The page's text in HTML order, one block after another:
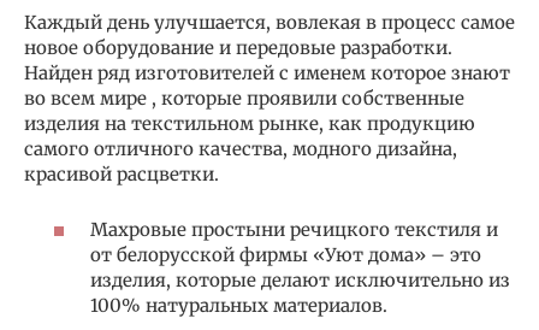
Каждый день улучшается, вовлекая в процесс самое
новое оборудование и передовые разработки.
Найден ряд изготовителей с именем которое знают
во всем мире , которые проявили собственные
изделия на текстильном рынке, как продукцию
самого отличного качества, модного дизайна,
красивой расцветки.
Махровые простыни речицкого текстиля и
от белорусской фирмы «Уют дома» – это
изделия, которые делают исключительно из
100% натуральных материалов.